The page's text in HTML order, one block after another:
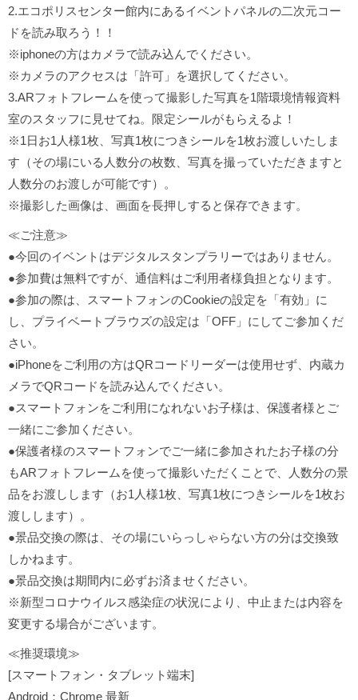
2.エコポリスセンター館内にあるイベントパネルの二次元コー
ドを読み取ろう！！
※iphoneの方はカメラで読み込んでください。
※カメラのアクセスは「許可」を選択してください。
3.ARフォトフレームを使って撮影した写真を1階環境情報資料
室のスタッフに見せてね。限定シールがもらえるよ！
※1日お1人様1枚、写真1枚につきシールを1枚お渡しいたしま
す（その場にいる人数分の枚数、写真を撮っていただきますと
人数分のお渡しが可能です）。
※撮影した画像は、画面を長押しすると保存できます。
≪ご注意≫
●今回のイベントはデジタルスタンプラリーではありません。
●参加費は無料ですが、通信料はご利用者様負担となります。
●参加の際は、スマートフォンのCookieの設定を「有効」に
し、プライベートブラウズの設定は「OFF」にしてご参加くだ
さい。
●iPhoneをご利用の方はQRコードリーダーは使用せず、内蔵カ
メラでQRコードを読み込んでください。
●スマートフォンをご利用になれないお子様は、保護者様とご
一緒にご参加ください。
●保護者様のスマートフォンでご一緒に参加されたお子様の分
もARフォトフレームを使って撮影いただくことで、人数分の景
品をお渡しします（お1人様1枚、写真1枚につきシールを1枚お
渡しします）。
●景品交換の際は、その場にいらっしゃらない方の分は交換致
しかねます。
●景品交換は期間内に必ずお済ませください。
※新型コロナウイルス感染症の状況により、中止または内容を
変更する場合がございます。
≪推奨環境≫
[スマートフォン・タブレット端末]
Android：Chrome 最新